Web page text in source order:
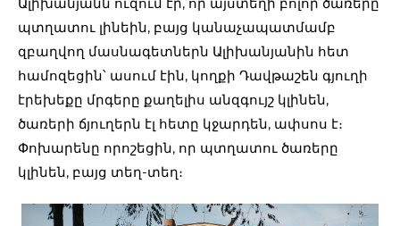
պտղատու լինեին, բայց կանաչապատմամբ
զբաղվող մասնագետներն Ալիխանյանին հետ
համոզեցին՝ ասում էին, կողքի Դավթաշեն գյուղի
էրեխեքը մրգերը քաղելիս անզգույշ կլինեն,
ծառերի ճյուղերն էլ հետը կջարդեն, ափսոս է։
Փոխարենը որոշեցին, որ պտղատու ծառերը
կլինեն, բայց տեղ-տեղ։